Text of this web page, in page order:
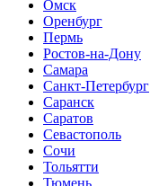
Омск
Оренбург
Пермь
Ростов-на-Дону
Самара
Санкт-Петербург
Саранск
Саратов
Севастополь
Сочи
Тольятти
Тюмень